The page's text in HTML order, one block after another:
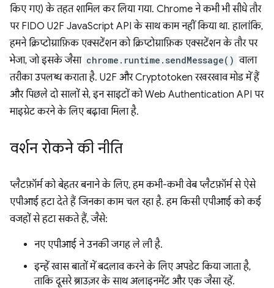
किए गए) के तहत शामिल कर लिया गया. Chrome ने कभी भी सीधे तौर
पर FIDO U2F JavaScript API के साथ काम नहीं किया था. हालांकि,
हमने क्रिप्टोग्राफ़िक एक्सटेंशन को क्रिप्टोग्राफ़िक एक्सटेंशन के तौर पर
भेजा, जो इसके जैसा chrome.runtime.sendMessage() वाला
तरीका उपलब्ध कराता है. U2F और Cryptotoken रखरखाव मोड में हैं
और पिछले दो सालों से, इन साइटों को Web Authentication API पर
माइग्रेट करने के लिए बढ़ावा मिला है.
वर्शन रोकने की नीति
प्लैटफ़ॉर्म को बेहतर बनाने के लिए, हम कभी-कभी वेब प्लैटफ़ॉर्म से ऐसे
एपीआई हटा देते हैं जिनका काम चल रहा है. हम किसी एपीआई को कई
वजहों से हटा सकते हैं, जैसे:
नए एपीआई ने उनकी जगह ले ली है.
इन्हें खास बातों में बदलाव करने के लिए अपडेट किया जाता है,
ताकि दूसरे ब्राउज़र के साथ अलाइनमेंट और एक जैसा रहें.